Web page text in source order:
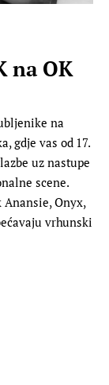
na OK
na
gdje vas od 17.
uz nastupe
scene.
Anansie, Onyx,
vrhunski